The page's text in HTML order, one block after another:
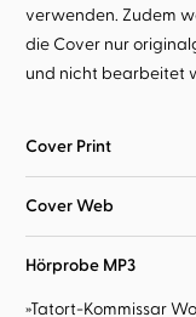
verwenden. Zudem
die Cover nur
und nicht bearbeitet
Cover Print
Cover Web
Hörprobe MP3
»Tatort-Kommissar